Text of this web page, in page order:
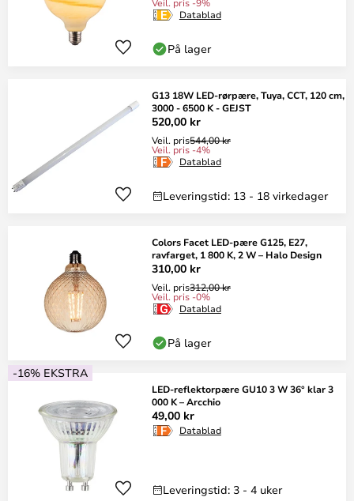
Datablad
På lager
G13 18W LED-rørpære, Tuya, CCT, 120 cm,
3000 - 6500 K - GEJST
520,00 kr
Veil. pris544,00 kr
Veil. pris -4%
Datablad
Leveringstid: 13 - 18 virkedager
Colors Facet LED-pære G125, E27,
ravfarget, 1 800 K, 2 W – Halo Design
310,00 kr
Veil. pris312,00 kr
Veil. pris -0%
Datablad
På lager
-16% EKSTRA
LED-reflektorpære GU10 3 W 36° klar 3
000 K – Arcchio
49,00 kr
Datablad
Leveringstid: 3 - 4 uker